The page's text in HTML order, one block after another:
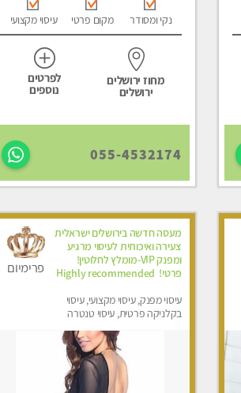
נקי ומסודר מקום פרטי עיסוי מקצועי
מחוז ירושלים
ירושלים
לפרטים
נוספים
055-4532174
מעסה חדשה בירושלים ישראלית
צעירה ואיכותית לעיסוי מרגיע
ומפנק VIP-מומלץ לחלוטין!
פרטי! ​​​​​​ Highly recommended
עיסוי מפנק, עיסוי מקצועי, עיסוי
בקלניקה פרטית, עיסוי טנטרה
פרימיום